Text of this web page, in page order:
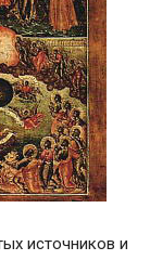
источников и